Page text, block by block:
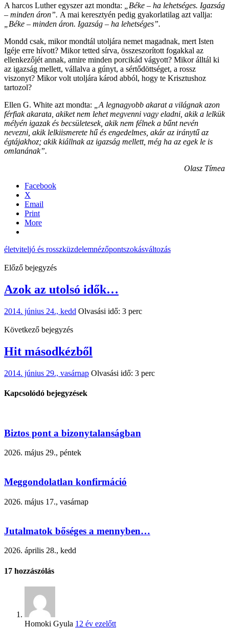
A harcos Luther egyszer azt mondta:
„Béke – ha lehetséges. Igazság
– minden áron”. A mai keresztyén pedig gyakorlatilag azt vallja:
„Béke – minden áron. Igazság – ha lehetséges”.
Mondd csak, mikor mondtál utoljára nemet magadnak, mert Isten
Igéje erre hívott? Mikor tetted sírva, összeszorított fogakkal az
ellenkezőjét annak, amire minden porcikád vágyott? Mikor álltál ki
az igazság mellett, vállalva a gúnyt, a sértődöttséget, a rossz
viszonyt? Mikor volt utoljára károd abból, hogy te Krisztushoz
tartozol?
Ellen G. White azt mondta:
„A legnagyobb akarat a világnak azon
férfiak akarata, akiket nem lehet megvenni vagy eladni, akik a lelkük
mélyén igazak és becsületesek, akik nem félnek a bűnt nevén
nevezni, akik lelkiismerete hű és engedelmes, akár az iránytű az
égtájakhoz; akik kiállnak az igazság mellett, még ha az egek le is
omlanának”.
Olasz Tímea
Facebook
X
Email
Print
More
életviteljó és rosszküzdelemnézőpontszokásváltozás
Előző bejegyzés
Azok az utolsó idők…
2014. június 24., kedd Olvasási idő: 3 perc
Következő bejegyzés
Hit másodkézből
2014. június 29., vasárnap Olvasási idő: 3 perc
Kapcsolódó bejegyzések
Biztos pont a bizonytalanságban
2026. május 29., péntek
Meggondolatlan konfirmáció
2026. május 17., vasárnap
Jutalmatok bőséges a mennyben…
2026. április 28., kedd
17 hozzászólás
Homoki Gyula 12 év ezelőtt